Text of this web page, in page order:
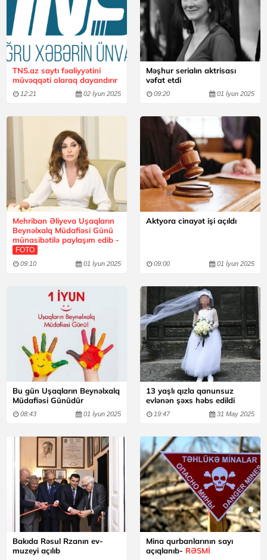
TNS.az saytı fəaliyyətini
müvəqqəti olaraq dayandırır
12:21 02 İyun 2025
Məşhur serialın aktrisası
vəfat etdi
09:20 01 İyun 2025
Mehriban Əliyeva Uşaqların
Beynəlxalq Müdafiəsi Günü
münasibətilə paylaşım edib -
FOTO
09:10 01 İyun 2025
Aktyora cinayət işi açıldı
09:00 01 İyun 2025
Bu gün Uşaqların Beynəlxalq
Müdafiəsi Günüdür
08:43 01 İyun 2025
13 yaşlı qızla qanunsuz
evlənən şəxs həbs edildi
19:47 31 May 2025
Bakıda Rəsul Rzanın ev-
muzeyi açılıb
Mina qurbanlarının sayı
açıqlanıb- RƏSMİ